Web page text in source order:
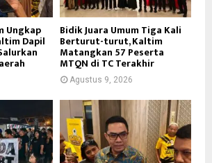
Ungkap
Dapil
Bidik Juara Umum Tiga Kali
Berturut-turut, Kaltim
Matangkan 57 Peserta
MTQN di TC Terakhir
Agustus 9, 2026